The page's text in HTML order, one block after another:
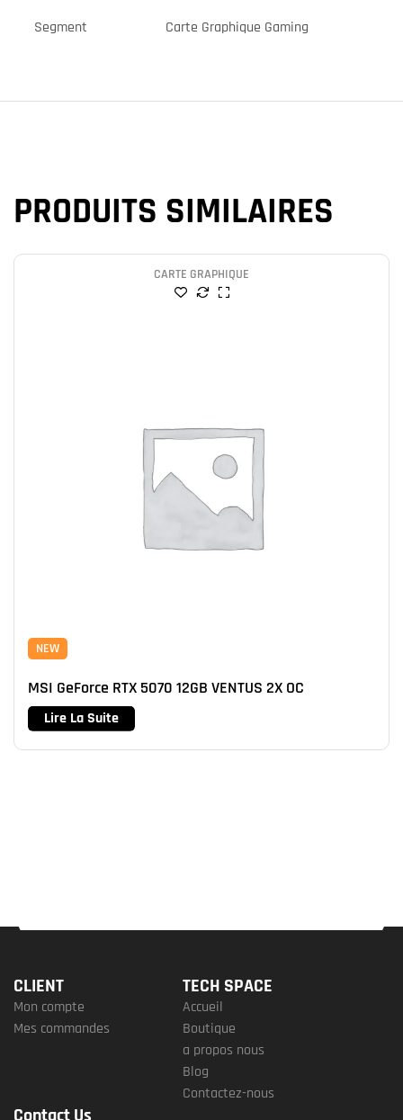
Segment Carte Graphique Gaming
PRODUITS SIMILAIRES
CARTE GRAPHIQUE
NEW
MSI GeForce RTX 5070 12GB VENTUS 2X OC
Lire La Suite
CLIENT
Mon compte
Mes commandes
TECH SPACE
Accueil
Boutique
a propos nous
Blog
Contactez-nous
Contact Us